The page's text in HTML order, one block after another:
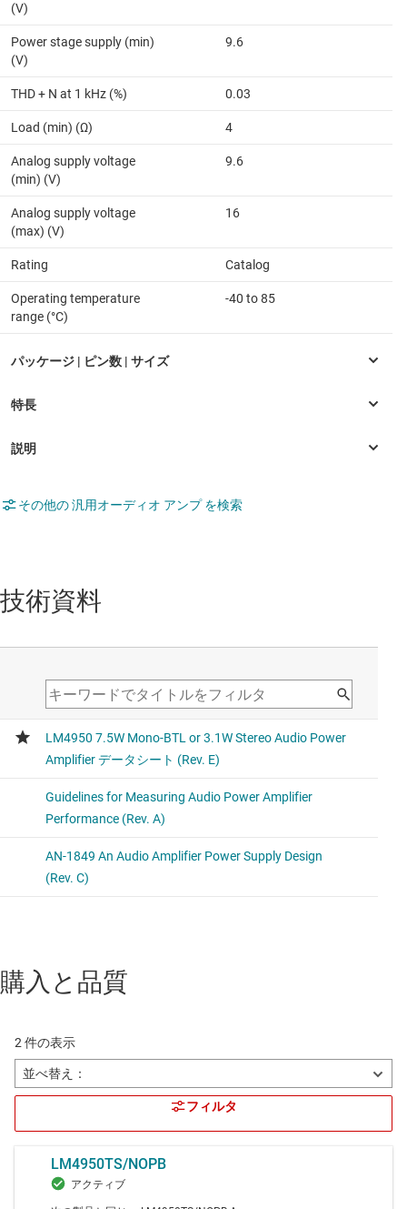
(V)
Power stage supply (min)
(V)
9.6
THD + N at 1 kHz (%) 0.03
Load (min) (Ω) 4
Analog supply voltage
(min) (V)
9.6
Analog supply voltage
(max) (V)
16
Rating Catalog
Operating temperature
range (°C)
-40 to 85
その他の 汎用オーディオ アンプ を検索
技術資料
購入と品質